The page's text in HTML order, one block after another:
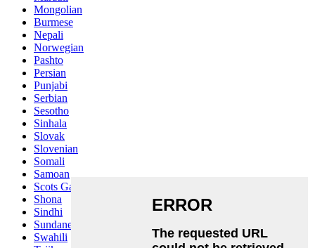
Mongolian
Burmese
Nepali
Norwegian
Pashto
Persian
Punjabi
Serbian
Sesotho
Sinhala
Slovak
Slovenian
Somali
Samoan
Scots Gaelic
Shona
Sindhi
Sundanese
Swahili